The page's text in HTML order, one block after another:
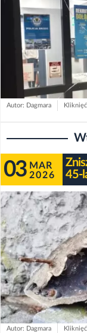
Autor: Dagmara
03 MAR
2026
45-
Autor: Dagmara